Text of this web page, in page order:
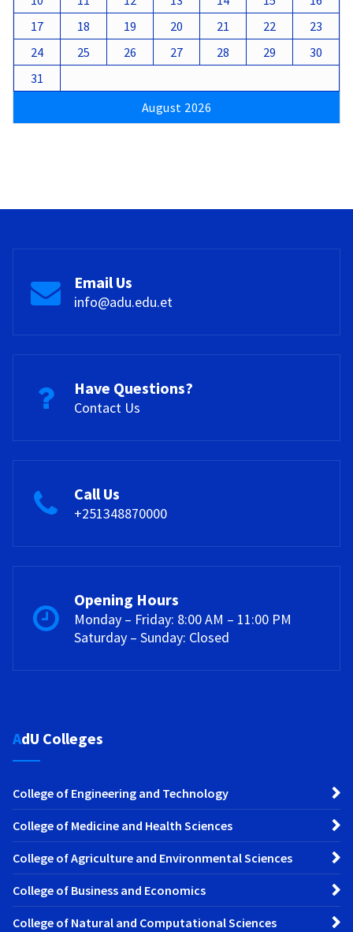
August 2026
17
18 19 20 21 22
23
24
25 26 27 28 29
30
31
Email Us
info@adu.edu.et
Have Questions?
Contact Us
Call Us
+251348870000
Opening Hours
Monday – Friday: 8:00 AM – 11:00 PM
Saturday – Sunday: Closed
AdU Colleges
College of Engineering and Technology
College of Medicine and Health Sciences
College of Agriculture and Environmental Sciences
College of Business and Economics
College of Natural and Computational Sciences